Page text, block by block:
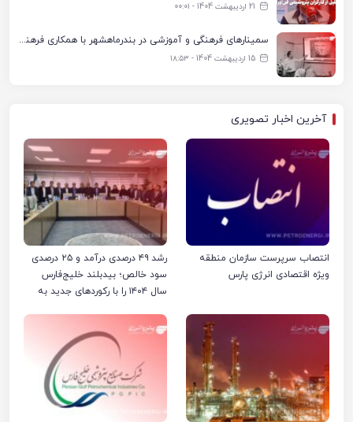
21 اردیبهشت 1404 - ۰۰:۰۱
سمینارهای فرهنگی و آموزشی در بندرماهشهر با همکاری فرهنگ‌سرای پتروشیمی مارون
15 اردیبهشت 1404 - ۱۸:۵۳
آخرین اخبار تصویری
انتصاب سرپرست سازمان منطقه
ویژه اقتصادی انرژی پارس
رشد ۴۹ درصدی درآمد و ۲۵ درصدی
سود خالص؛ بیدبلند خلیج‌فارس
سال ۱۴۰۴ را با رکوردهای جدید به